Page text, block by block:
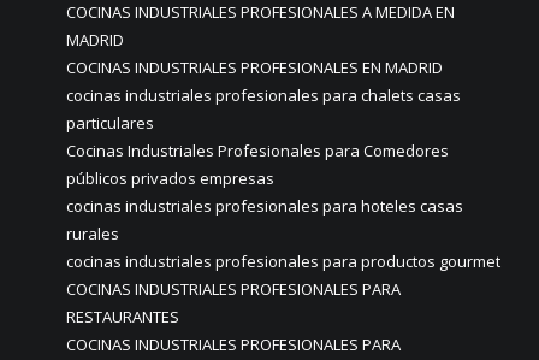
COCINAS INDUSTRIALES PROFESIONALES A MEDIDA EN
MADRID
COCINAS INDUSTRIALES PROFESIONALES EN MADRID
cocinas industriales profesionales para chalets casas
particulares
Cocinas Industriales Profesionales para Comedores
públicos privados empresas
cocinas industriales profesionales para hoteles casas
rurales
cocinas industriales profesionales para productos gourmet
COCINAS INDUSTRIALES PROFESIONALES PARA
RESTAURANTES
COCINAS INDUSTRIALES PROFESIONALES PARA